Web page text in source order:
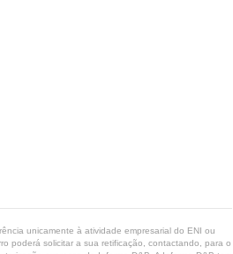
unicamente à atividade empresarial do ENI ou
poderá solicitar a sua retificação, contactando, para o